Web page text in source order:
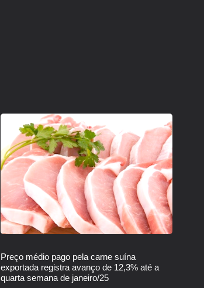
Preço médio pago pela carne suína
exportada registra avanço de 12,3% até a
quarta semana de janeiro/25